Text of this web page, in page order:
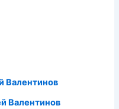
Валентинов
Валентинов